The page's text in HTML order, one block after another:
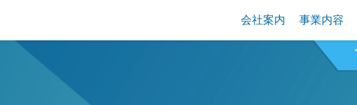
会社案内 事業内容